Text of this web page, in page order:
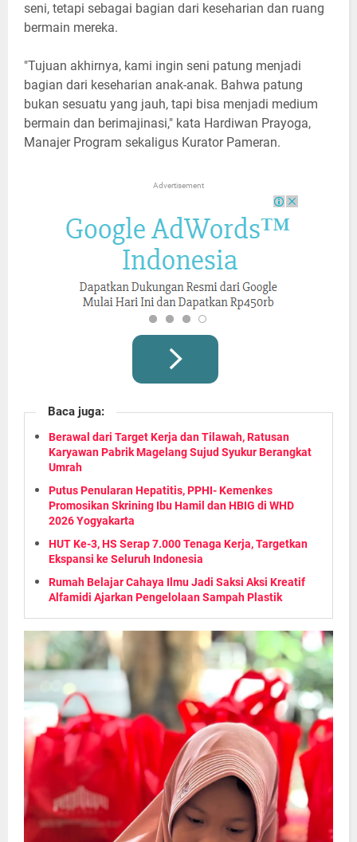
seni, tetapi sebagai bagian dari keseharian dan ruang
bermain mereka.
"Tujuan akhirnya, kami ingin seni patung menjadi
bagian dari keseharian anak-anak. Bahwa patung
bukan sesuatu yang jauh, tapi bisa menjadi medium
bermain dan berimajinasi," kata Hardiwan Prayoga,
Manajer Program sekaligus Kurator Pameran.
Advertisement
Baca juga:
Berawal dari Target Kerja dan Tilawah, Ratusan
Karyawan Pabrik Magelang Sujud Syukur Berangkat
Umrah
Putus Penularan Hepatitis, PPHI- Kemenkes
Promosikan Skrining Ibu Hamil dan HBIG di WHD
2026 Yogyakarta
HUT Ke-3, HS Serap 7.000 Tenaga Kerja, Targetkan
Ekspansi ke Seluruh Indonesia
Rumah Belajar Cahaya Ilmu Jadi Saksi Aksi Kreatif
Alfamidi Ajarkan Pengelolaan Sampah Plastik